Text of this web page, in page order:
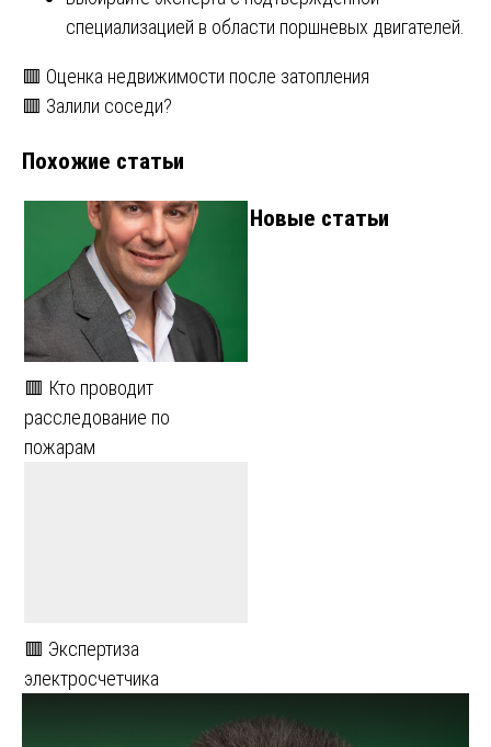
специализацией в области поршневых двигателей.
Навигация
записям
🟥 Оценка недвижимости после затопления
🟥 Залили соседи?
Похожие статьи
🟥 Кто проводит
расследование по
пожарам
🟥 Экспертиза
электросчетчика
Новые статьи